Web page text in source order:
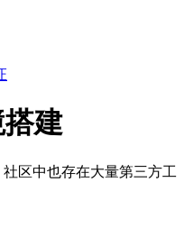
建
区中也存在大量第三方工